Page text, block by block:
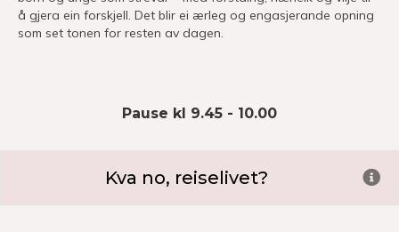
å gjera ein forskjell. Det blir ei ærleg og engasjerande opning
som set tonen for resten av dagen.
Pause kl 9.45 - 10.00
Kva no, reiselivet?